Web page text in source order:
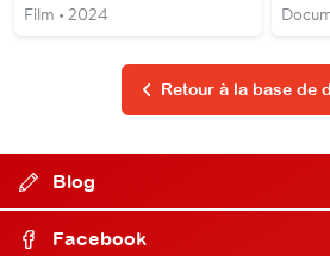
Film • 2024
Retour à la base de
Blog
Facebook